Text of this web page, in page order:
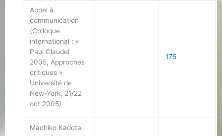
Appel à
communication
(Colloque
international : «
Paul Claudel
2005, Approches
critiques »
Université de
New-York, 21/22
oct.2005)
175
Machiko Kadota